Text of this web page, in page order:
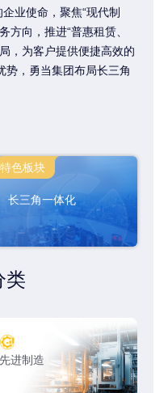
业使命，聚焦“现代制
方向，推进“普惠租赁、
，为客户提供便捷高效的
势，勇当集团布局长三角
特色板块
长三角一体化
类
先进制造